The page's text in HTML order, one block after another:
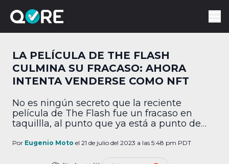
LA PELÍCULA DE THE FLASH
CULMINA SU FRACASO: AHORA
INTENTA VENDERSE COMO NFT
No es ningún secreto que la reciente
película de The Flash fue un fracaso en
taquillla, al punto que ya está a punto de
unas semanas de su estreno. Pues bien,
Por Eugenio Moto el 21 de julio del 2023 a las 5:48 pm PDT